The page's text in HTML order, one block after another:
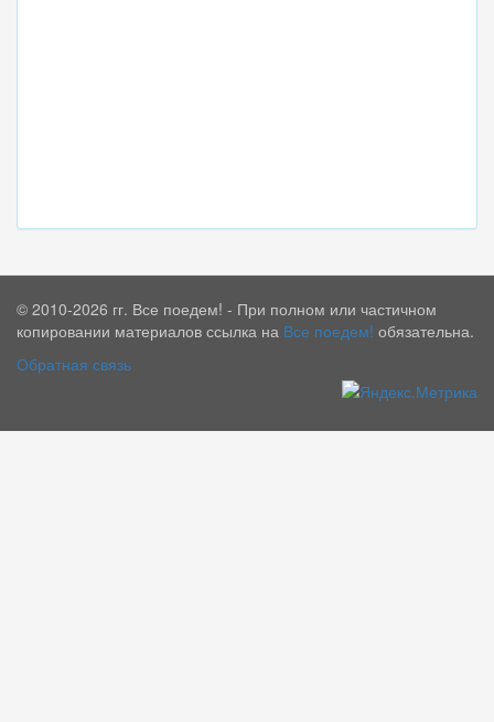
© 2010-2026 гг. Все поедем! - При полном или частичном
копировании материалов ссылка на Все поедем! обязательна.
Обратная связь